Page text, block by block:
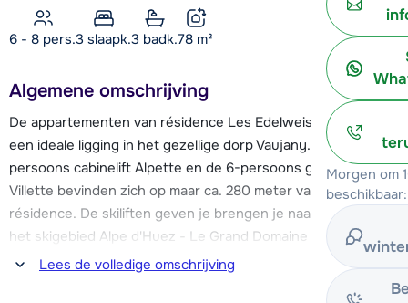
Morgen om
beschikbaar:
6 - 8 pers.3 slaapk.3 badk.78 m²
Algemene omschrijving
De appartementen van résidence Les Edelweiss hebben
een ideale ligging in het gezellige dorp Vaujany. De 160-
persoons cabinelift Alpette en de 6-persoons gondellift
Villette bevinden zich op maar ca. 280 meter van de
résidence. De skiliften geven je brengen je naar het hart van
het skigebied Alpe d'Huez - Le Grand Domaine met maar
liefst 250 km piste. Ook gebruik je dezelfde skiliften om weer
terug in Vaujany te komen, aangezien er geen pistes naar
Lees de volledige omschrijving